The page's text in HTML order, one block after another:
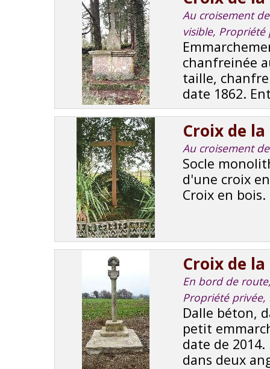
Au croisement
visible,
chanfreinée
taille,
date 1862.
Croix de
Au croisement
Socle
d'une croix
Croix en bois.
Croix de
En bord de
Propriété
Dalle béton,
petit
date de
dans deux